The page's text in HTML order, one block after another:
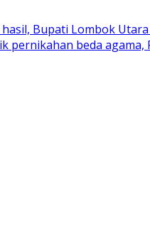
Bupati Lombok
pernikahan beda